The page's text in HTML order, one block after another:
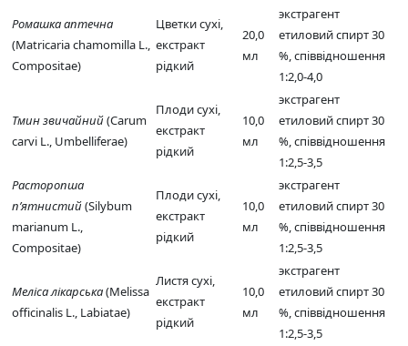
Ромашка аптечна
(Matricaria chamomilla L.,
Compositae)
Цветки сухі,
екстракт
рідкий
20,0
мл
экстрагент
етиловий спирт 30
%, співвідношення
1:2,0-4,0
Тмин звичайний(Carum
carvi L., Umbelliferae)
Плоди сухі,
екстракт
рідкий
10,0
мл
экстрагент
етиловий спирт 30
%, співвідношення
1:2,5-3,5
Расторопша
п’ятнистий(Silybum
marianum L.,
Compositae)
Плоди сухі,
екстракт
рідкий
10,0
мл
экстрагент
етиловий спирт 30
%, співвідношення
1:2,5-3,5
Меліса лікарська(Melissa
officinalis L., Labiatae)
Листя сухі,
екстракт
рідкий
10,0
мл
экстрагент
етиловий спирт 30
%, співвідношення
1:2,5-3,5